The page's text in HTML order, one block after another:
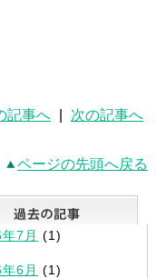
記事へ 次の記事へ
ページの先頭へ戻る
一覧
7月 (1)
6月 (1)